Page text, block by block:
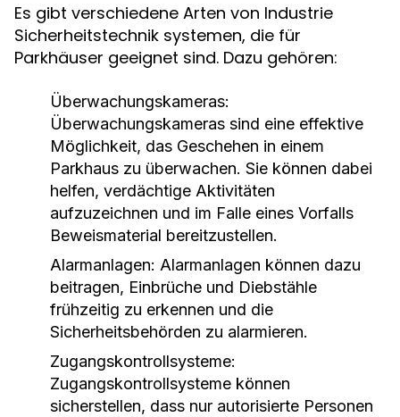
Es gibt verschiedene Arten von Industrie
Sicherheitstechnik systemen, die für
Parkhäuser geeignet sind. Dazu gehören:
Überwachungskameras:
Überwachungskameras sind eine effektive
Möglichkeit, das Geschehen in einem
Parkhaus zu überwachen. Sie können dabei
helfen, verdächtige Aktivitäten
aufzuzeichnen und im Falle eines Vorfalls
Beweismaterial bereitzustellen.
Alarmanlagen: Alarmanlagen können dazu
beitragen, Einbrüche und Diebstähle
frühzeitig zu erkennen und die
Sicherheitsbehörden zu alarmieren.
Zugangskontrollsysteme:
Zugangskontrollsysteme können
sicherstellen, dass nur autorisierte Personen